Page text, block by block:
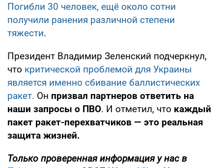
Погибли 30 человек, ещё около сотни
получили ранения различной степени
тяжести.
Президент Владимир Зеленский подчеркнул,
что критической проблемой для Украины
является именно сбивание баллистических
ракет. Он призвал партнеров ответить на
наши запросы о ПВО. И отметил, что каждый
пакет ракет-перехватчиков — это реальная
защита жизней.
Только проверенная информация у нас в